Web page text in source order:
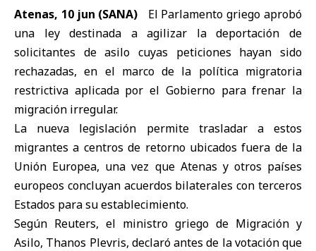
Atenas, 10 jun (SANA) El Parlamento griegoaprobó
una ley destinada aagilizar la deportación de
solicitantes de asilo cuyas peticiones hayan sido
rechazadas, en el marco de la política migratoria
restrictiva aplicada por el Gobierno parafrenar la
migración irregular.
La nueva legislación permite trasladar a estos
migrantes a centros de retorno ubicados fuera de la
Unión Europea, una vez que Atenas y otros países
europeos concluyan acuerdos bilaterales con terceros
Estados para su establecimiento.
Según Reuters, el ministro griego de Migración y
Asilo, Thanos Plevris, declaró antes de la votación que